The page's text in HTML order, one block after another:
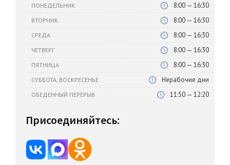
ПОНЕДЕЛЬНИК 8:00 — 16:30
ВТОРНИК 8:00 — 16:30
СРЕДА 8:00 — 16:30
ЧЕТВЕРГ 8:00 — 16:30
ПЯТНИЦА 8:00 — 16:30
СУББОТА, ВОСКРЕСЕНЬЕ Нерабочие дни
ОБЕДЕННЫЙ ПЕРЕРЫВ 11:50 — 12:20
Присоединяйтесь: